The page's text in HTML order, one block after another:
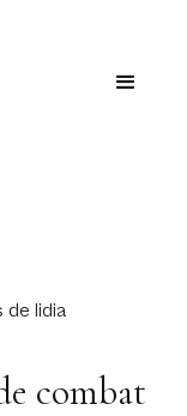
de lidia
combat